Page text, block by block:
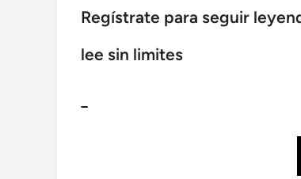
Regístrate para seguir
lee sin limites